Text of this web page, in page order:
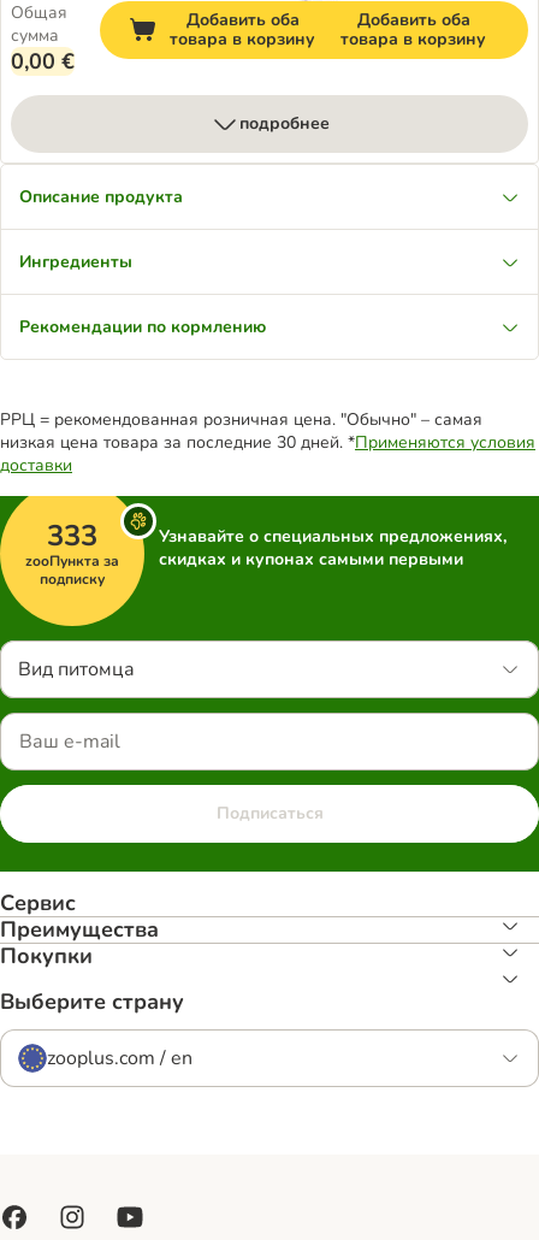
Общая
сумма
0,00 €
Добавить оба
товара в корзину
Добавить оба
товара в корзину
подробнее
Описание продукта
Ингредиенты
Рекомендации по кормлению
РРЦ = рекомендованная розничная цена. "Обычно" – самая
низкая цена товара за последние 30 дней. *Применяются условия
доставки
333
zooПункта за
подписку
Узнавайте о специальных предложениях,
скидках и купонах самыми первыми
Вид питомца
Подписаться
Сервис
Преимуществa
Покупки
Выберите страну
zooplus.com / en